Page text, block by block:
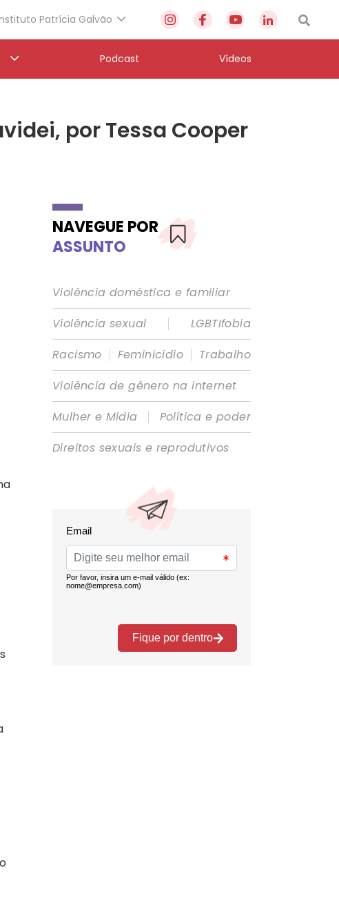
Patrícia Galvão
Podcast Vídeos
por Tessa Cooper
NAVEGUE POR
ASSUNTO
Violência doméstica e familiar
Violência sexual
|
LGBTIfobia
Racismo | Feminicídio | Trabalho
Violência de gênero na internet
Mulher e Mídia
|
Política e poder
Direitos sexuais e reprodutivos